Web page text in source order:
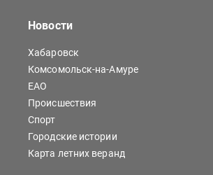
Новости
Хабаровск
Комсомольск-на-Амуре
ЕАО
Происшествия
Спорт
Городские истории
Карта летних веранд